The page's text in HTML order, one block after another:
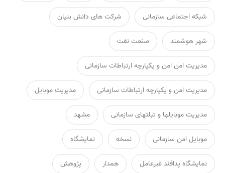
شبکه اجتماعی سازمانی شرکت های دانش بنیان
شهر هوشمند صنعت نفت
مدیریت امن امن و یکپارچه ارتباطات سازمانی
مدیریت امن و یکپارچه ارتباطات سازمانی مدیریت موبایل
مدیریت موبایلها و تبلتهای سازمانی مشهد
موبایل امن سازمانی نسخه نمایشگاه
نمایشگاه پدافند غیرعامل همدار پژوهش